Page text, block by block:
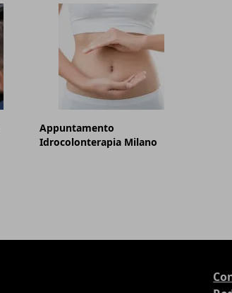
Appuntamento
Idrocolonterapia Milano